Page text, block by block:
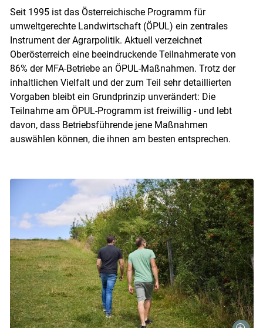
Seit 1995 ist das Österreichische Programm für
umweltgerechte Landwirtschaft (ÖPUL) ein zentrales
Instrument der Agrarpolitik. Aktuell verzeichnet
Oberösterreich eine beeindruckende Teilnahmerate von
86% der MFA-Betriebe an ÖPUL-Maßnahmen. Trotz der
inhaltlichen Vielfalt und der zum Teil sehr detaillierten
Vorgaben bleibt ein Grundprinzip unverändert: Die
Teilnahme am ÖPUL-Programm ist freiwillig - und lebt
davon, dass Betriebsführende jene Maßnahmen
auswählen können, die ihnen am besten entsprechen.